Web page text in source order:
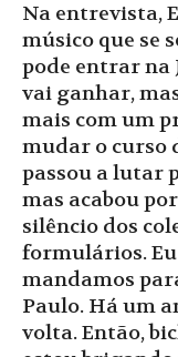
Na entrevista,
músico que se
pode entrar na
vai ganhar,
mais com um
mudar o curso
passou a lutar
mas acabou
silêncio dos
formulários.
mandamos
Paulo. Há um
volta. Então,